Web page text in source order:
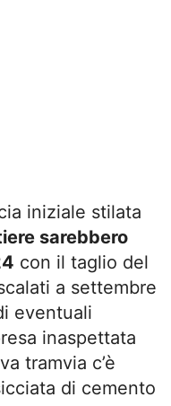
iniziale stilata
sarebbero
con il taglio del
a settembre
eventuali
inaspettata
tramvia c’è
di cemento